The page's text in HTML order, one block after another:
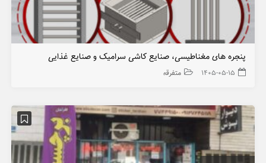
پنجره های مغناطیسی، صنایع کاشی سرامیک و صنایع غذایی
۱۴۰۵-۰۵-۱۵ متفرقه